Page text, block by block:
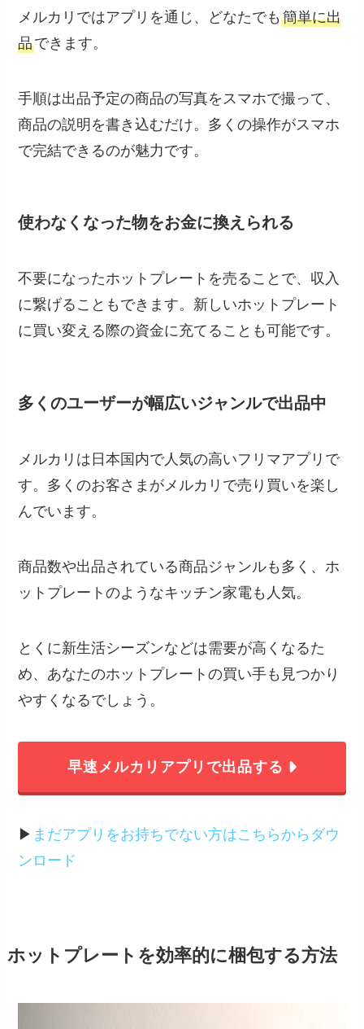
メルカリではアプリを通じ、どなたでも簡単に出
品できます。
手順は出品予定の商品の写真をスマホで撮って、
商品の説明を書き込むだけ。多くの操作がスマホ
で完結できるのが魅力です。
使わなくなった物をお金に換えられる
不要になったホットプレートを売ることで、収入
に繋げることもできます。新しいホットプレート
に買い変える際の資金に充てることも可能です。
多くのユーザーが幅広いジャンルで出品中
メルカリは日本国内で人気の高いフリマアプリで
す。多くのお客さまがメルカリで売り買いを楽し
んでいます。
商品数や出品されている商品ジャンルも多く、ホ
ットプレートのようなキッチン家電も人気。
とくに新生活シーズンなどは需要が高くなるた
め、あなたのホットプレートの買い手も見つかり
やすくなるでしょう。
早速メルカリアプリで出品する
▶︎ まだアプリをお持ちでない方はこちらからダウ
ンロード
ホットプレートを効率的に梱包する方法